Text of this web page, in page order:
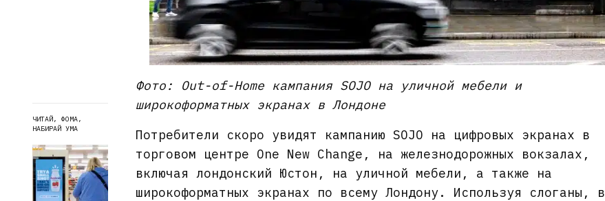
ЧИТАЙ, ФОМА,
НАБИРАЙ УМА
Фото: Out-of-Home кампания SOJO на уличной мебели и
широкоформатных экранах в Лондоне
Потребители скоро увидят кампанию SOJO на цифровых экранах в
торговом центре One New Change, на железнодорожных вокзалах,
включая лондонский Юстон, на уличной мебели, а также на
широкоформатных экранах по всему Лондону. Используя слоганы, в